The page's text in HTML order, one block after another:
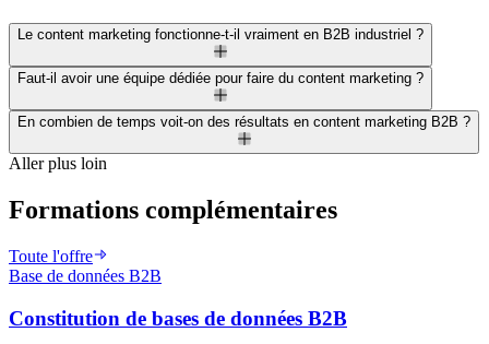
Le content marketing fonctionne-t-il vraiment en B2B industriel ?
Faut-il avoir une équipe dédiée pour faire du content marketing ?
En combien de temps voit-on des résultats en content marketing B2B ?
Aller plus loin
Formations complémentaires
Toute l'offre
Base de données B2B
Constitution de bases de données B2B